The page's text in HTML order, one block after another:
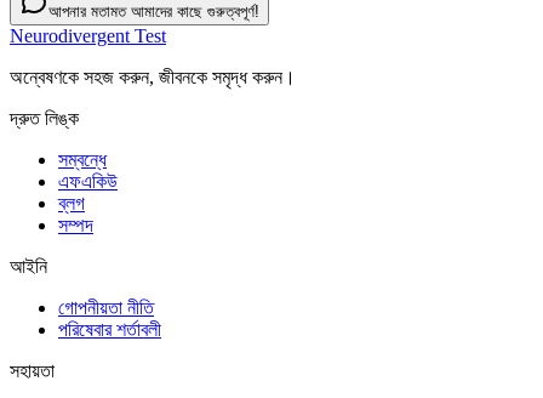
আপনার মতামত আমাদের কাছে গুরুত্বপূর্ণ!
Neurodivergent Test
অন্বেষণকে সহজ করুন, জীবনকে সমৃদ্ধ করুন।
দ্রুত লিঙ্ক
সম্বন্ধে
এফএকিউ
ব্লগ
সম্পদ
আইনি
গোপনীয়তা নীতি
পরিষেবার শর্তাবলী
সহায়তা